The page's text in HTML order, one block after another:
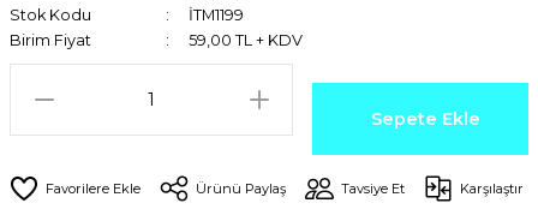
Stok Kodu
İTM1199
Birim Fiyat
59,00 TL + KDV
Sepete Ekle
Ürünü Paylaş Tavsiye Et Karşılaştır